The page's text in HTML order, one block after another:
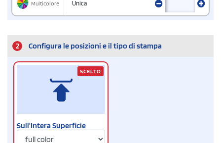
Multicolore Unica
2 Configura le posizioni e il tipo di stampa
Sull'Intera Superficie
SCELTO